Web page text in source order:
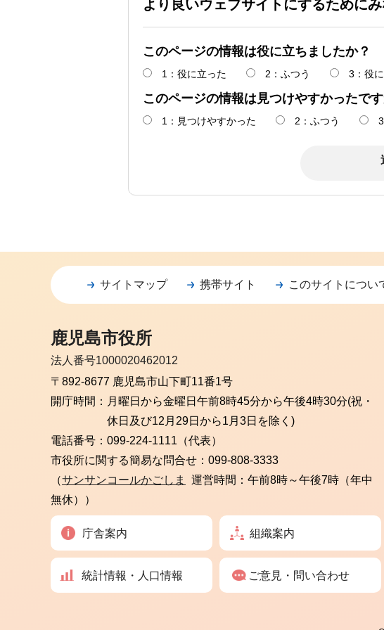
より良いウェブサイトにするために
このページの情報は役に立ちましたか？
1：役に立った 2：ふつう 3：役
このページの情報は見つけやすかったです
1：見つけやすかった 2：ふつう
サイトマップ 携帯サイト このサイトについ
鹿児島市役所
法人番号1000020462012
〒892-8677 鹿児島市山下町11番1号
開庁時間： 月曜日から金曜日 午前8時45分から午後4時30分(祝・
休日及び12月29日から1月3日を除く)
電話番号： 099-224-1111（代表）
市役所に関する簡易な問合せ： 099-808-3333
（サンサンコールかごしま
運営時間：午前8時～午後7時（年中
無休））
庁舎案内 組織案内
統計情報・人口情報 ご意見・問い合わせ